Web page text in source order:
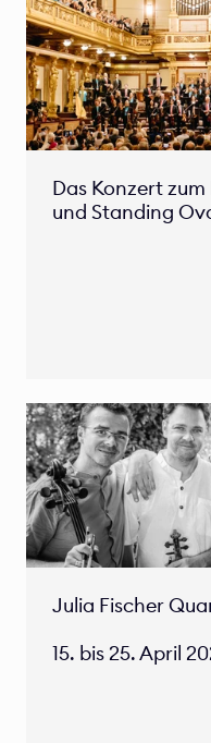
Das Konzert
und Standing
Julia Fischer
15. bis 25. April